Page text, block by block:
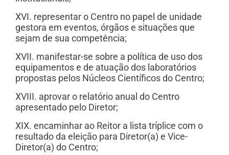
XVI. representar o Centro no papel de unidade
gestora em eventos, órgãos e situações que
sejam de sua competência;
XVII. manifestar-se sobre a política de uso dos
equipamentos e de atuação dos laboratórios
propostas pelos Núcleos Científicos do Centro;
XVIII. aprovar o relatório anual do Centro
apresentado pelo Diretor;
XIX. encaminhar ao Reitor a lista tríplice com o
resultado da eleição para Diretor(a) e Vice-
Diretor(a) do Centro;